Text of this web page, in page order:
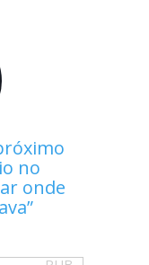
no
onde